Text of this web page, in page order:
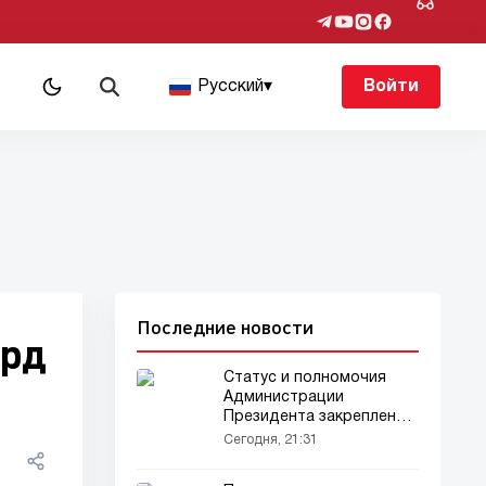
Русский▾ Войти
Последние новости
Статус и полномочия
Администрации
Президента закреплены
законом
Сегодня, 21:31